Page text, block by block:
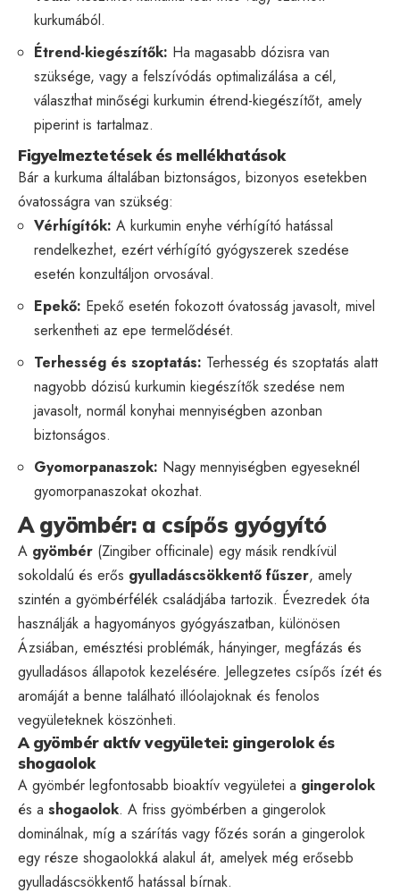
kurkumából.
Étrend-kiegészítők: Ha magasabb dózisra van
szüksége, vagy a felszívódás optimalizálása a cél,
választhat minőségi kurkumin étrend-kiegészítőt, amely
piperint is tartalmaz.
Figyelmeztetések és mellékhatások
Bár a kurkuma általában biztonságos, bizonyos esetekben
óvatosságra van szükség:
Vérhígítók: A kurkumin enyhe vérhígító hatással
rendelkezhet, ezért vérhígító gyógyszerek szedése
esetén konzultáljon orvosával.
Epekő: Epekő esetén fokozott óvatosság javasolt, mivel
serkentheti az epe termelődését.
Terhesség és szoptatás: Terhesség és szoptatás alatt
nagyobb dózisú kurkumin kiegészítők szedése nem
javasolt, normál konyhai mennyiségben azonban
biztonságos.
Gyomorpanaszok: Nagy mennyiségben egyeseknél
gyomorpanaszokat okozhat.
A gyömbér: a csípős gyógyító
A gyömbér (Zingiber officinale) egy másik rendkívül
sokoldalú és erős gyulladáscsökkentő fűszer, amely
szintén a gyömbérfélék családjába tartozik. Évezredek óta
használják a hagyományos gyógyászatban, különösen
Ázsiában, emésztési problémák, hányinger, megfázás és
gyulladásos állapotok kezelésére. Jellegzetes csípős ízét és
aromáját a benne található illóolajoknak és fenolos
vegyületeknek köszönheti.
A gyömbér aktív vegyületei: gingerolok és
shogaolok
A gyömbér legfontosabb bioaktív vegyületei a gingerolok
és a shogaolok. A friss gyömbérben a gingerolok
dominálnak, míg a szárítás vagy főzés során a gingerolok
egy része shogaolokká alakul át, amelyek még erősebb
gyulladáscsökkentő hatással bírnak.